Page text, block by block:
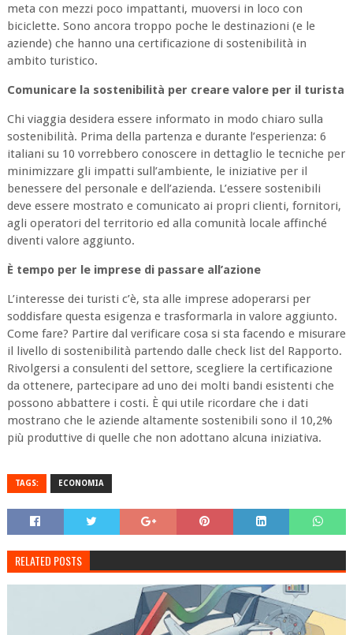
meta con mezzi poco impattanti, muoversi in loco con
biciclette. Sono ancora troppo poche le destinazioni (e le
aziende) che hanno una certificazione di sostenibilità in
ambito turistico.
Comunicare la sostenibilità per creare valore per il turista
Chi viaggia desidera essere informato in modo chiaro sulla
sostenibilità. Prima della partenza e durante l’esperienza: 6
italiani su 10 vorrebbero conoscere in dettaglio le tecniche per
minimizzare gli impatti sull’ambiente, le iniziative per il
benessere del personale e dell’azienda. L’essere sostenibili
deve essere mostrato e comunicato ai propri clienti, fornitori,
agli operatori del territorio ed alla comunità locale affinché
diventi valore aggiunto.
È tempo per le imprese di passare all’azione
L’interesse dei turisti c’è, sta alle imprese adoperarsi per
soddisfare questa esigenza e trasformarla in valore aggiunto.
Come fare? Partire dal verificare cosa si sta facendo e misurare
il livello di sostenibilità partendo dalle check list del Rapporto.
Rivolgersi a consulenti del settore, scegliere la certificazione
da ottenere, partecipare ad uno dei molti bandi esistenti che
possono abbattere i costi. È qui utile ricordare che i dati
mostrano che le aziende altamente sostenibili sono il 10,2%
più produttive di quelle che non adottano alcuna iniziativa.
TAGS: ECONOMIA
RELATED POSTS